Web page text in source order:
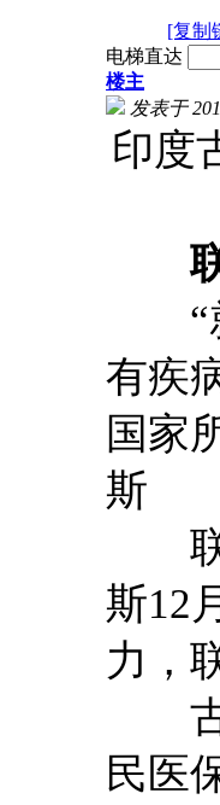
[复制
电梯直达
楼主
发表于
印度
“就
有疾
国家
斯
联
斯12
力，
古
民医